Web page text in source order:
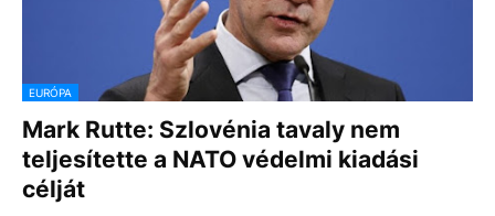
EURÓPA
Mark Rutte: Szlovénia tavaly nem
teljesítette a NATO védelmi kiadási
célját